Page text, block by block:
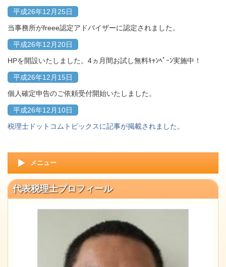
平成26年12月25日
当事務所がfreee認定アドバイザーに認定されました。
平成26年12月20日
HPを開設いたしました。4ヵ月間お試し無料ｷｬﾝﾍﾟｰﾝ実施中！
平成26年12月15日
個人確定申告のご依頼受付開始いたしました。
平成26年12月10日
税理士ドットコムトピックスに記事が掲載されました。
メニュー
代表税理士プロフィール